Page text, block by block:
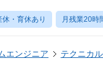
休・育休あり 月残業20時
エンジニア
テクニカ